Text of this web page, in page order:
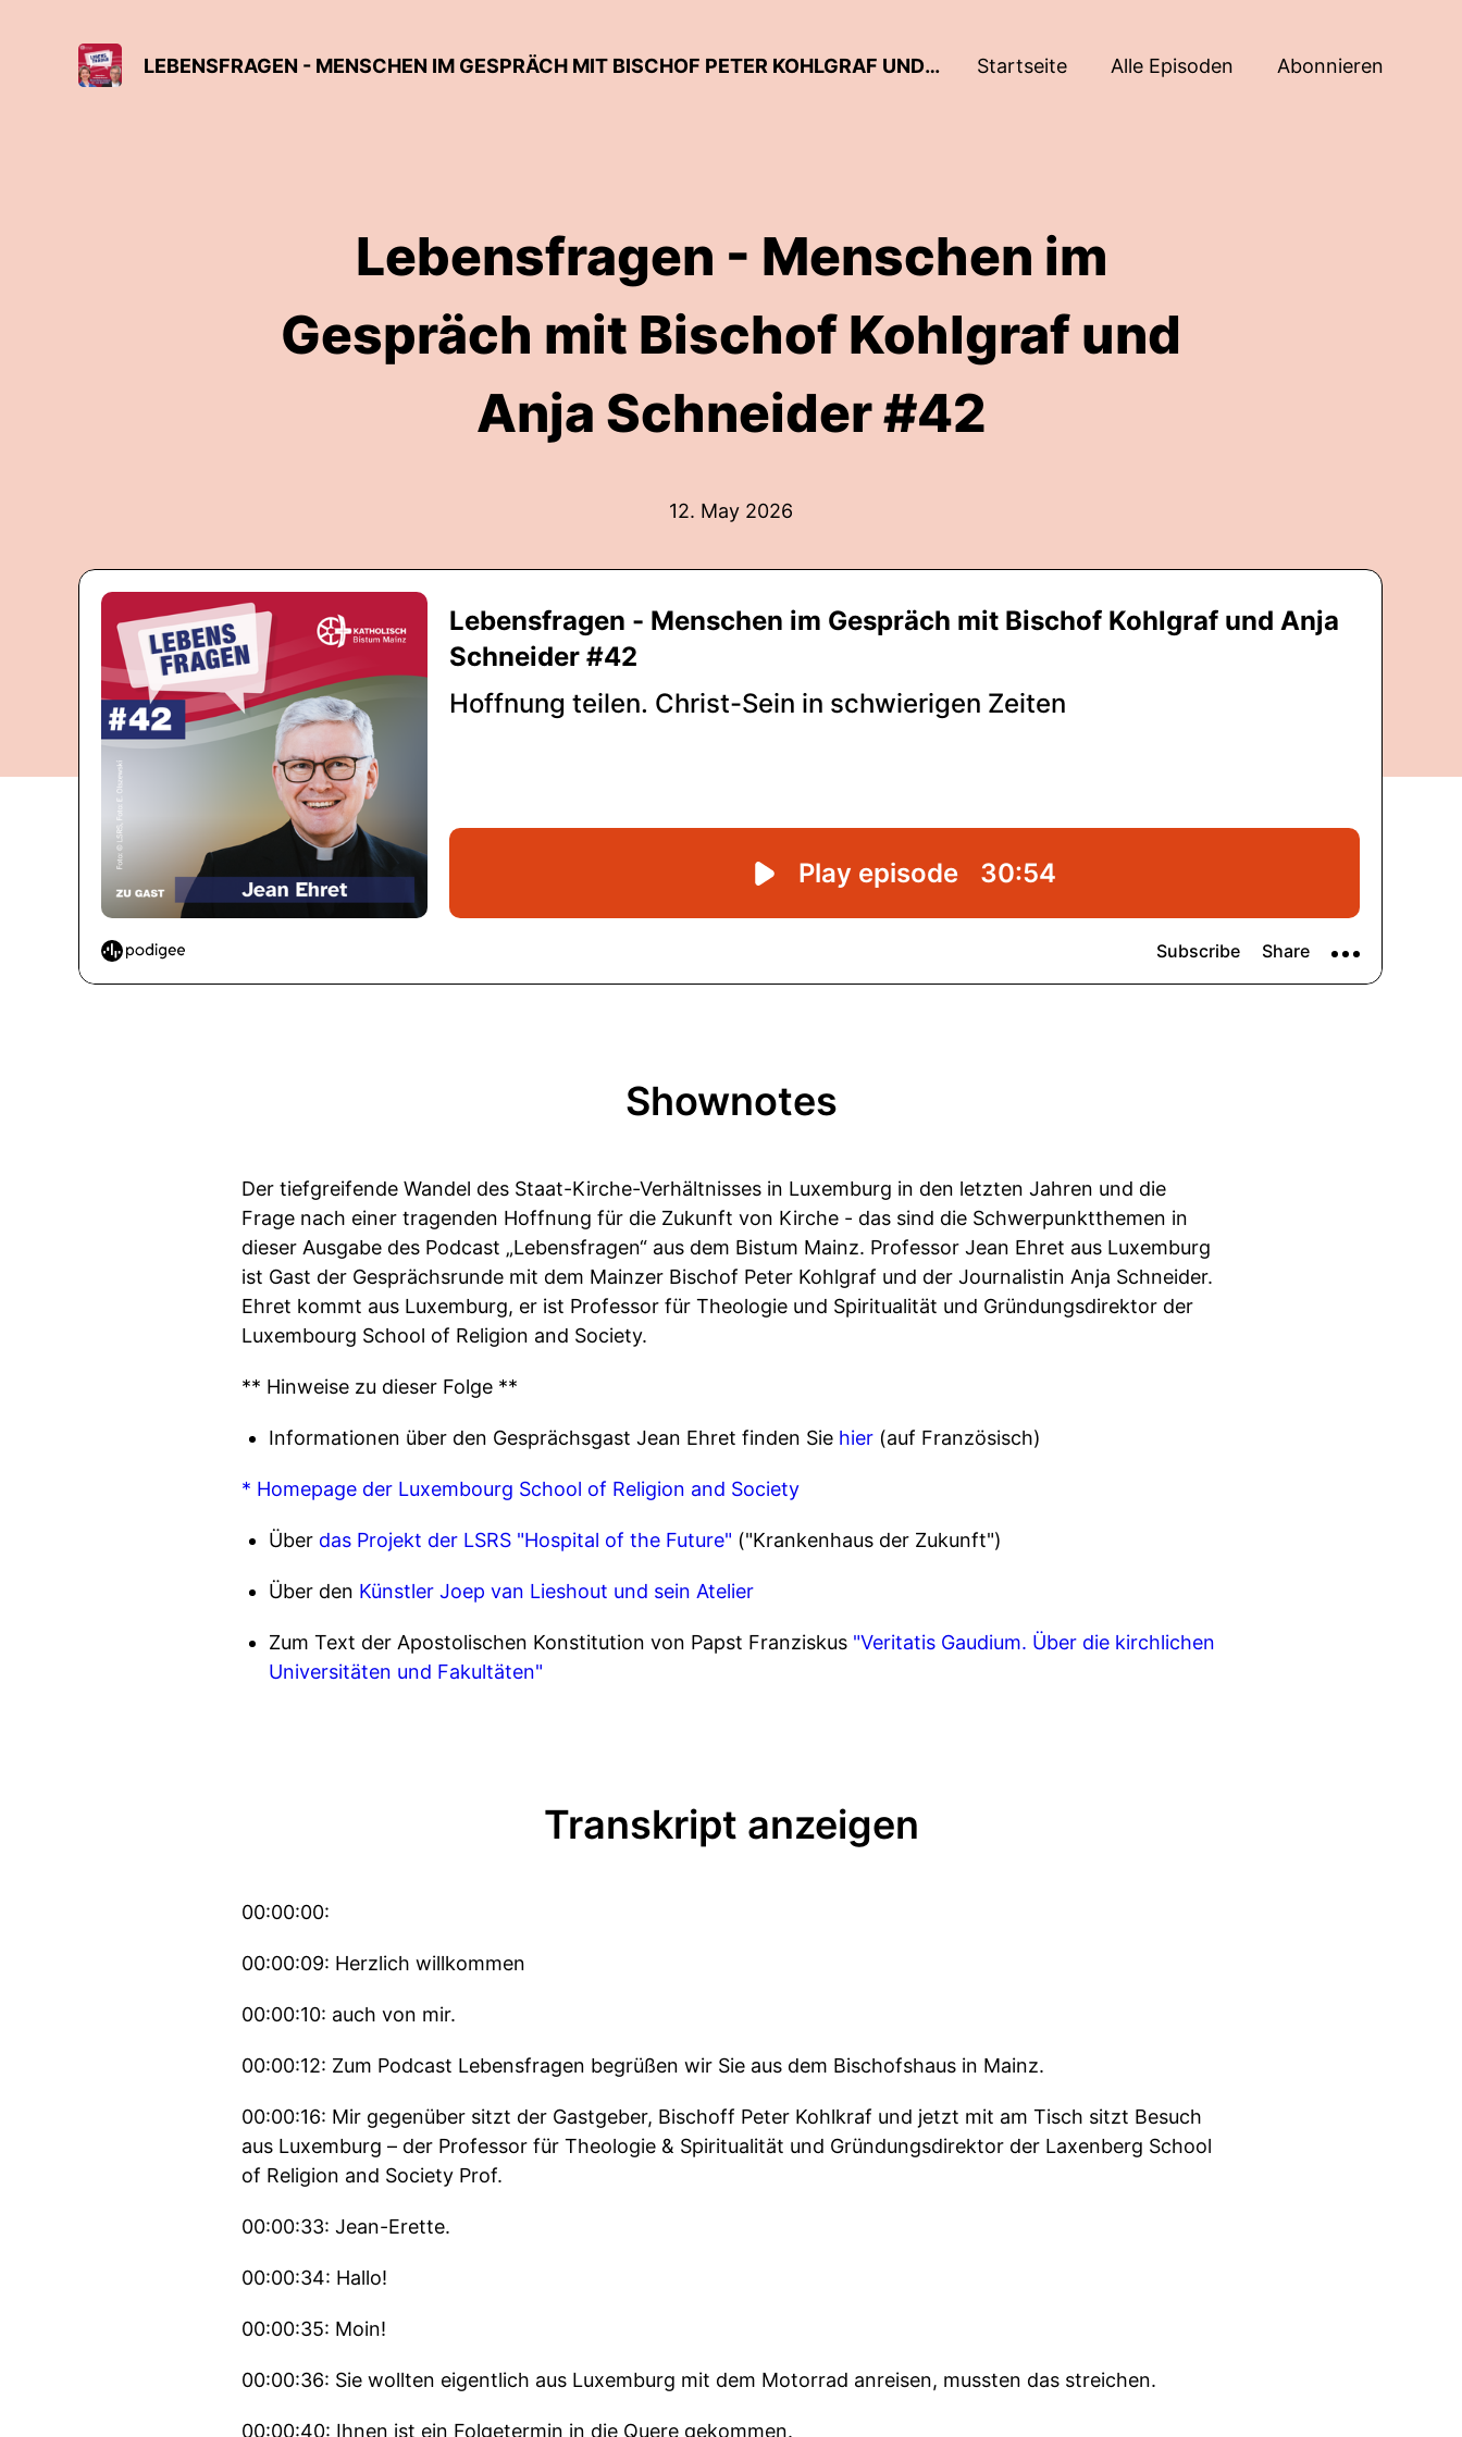
LEBENSFRAGEN - MENSCHEN IM GESPRÄCH MIT BISCHOF PETER KOHLGRAF UND ANJA SCHNEIDER Startseite Alle Episoden Abonnieren
Lebensfragen - Menschen im
Gespräch mit Bischof Kohlgraf und
Anja Schneider #42
12. May 2026
Shownotes
Der tiefgreifende Wandel des Staat-Kirche-Verhältnisses in Luxemburg in den letzten Jahren und die
Frage nach einer tragenden Hoffnung für die Zukunft von Kirche - das sind die Schwerpunktthemen in
dieser Ausgabe des Podcast „Lebensfragen“ aus dem Bistum Mainz. Professor Jean Ehret aus Luxemburg
ist Gast der Gesprächsrunde mit dem Mainzer Bischof Peter Kohlgraf und der Journalistin Anja Schneider.
Ehret kommt aus Luxemburg, er ist Professor für Theologie und Spiritualität und Gründungsdirektor der
Luxembourg School of Religion and Society.
** Hinweise zu dieser Folge **
Informationen über den Gesprächsgast Jean Ehret finden Sie hier (auf Französisch)
* Homepage der Luxembourg School of Religion and Society
Über das Projekt der LSRS "Hospital of the Future" ("Krankenhaus der Zukunft")
Über den Künstler Joep van Lieshout und sein Atelier
Zum Text der Apostolischen Konstitution von Papst Franziskus "Veritatis Gaudium. Über die kirchlichen
Universitäten und Fakultäten"
Transkript anzeigen
00:00:00:
00:00:09: Herzlich willkommen
00:00:10: auch von mir.
00:00:12: Zum Podcast Lebensfragen begrüßen wir Sie aus dem Bischofshaus in Mainz.
00:00:16: Mir gegenüber sitzt der Gastgeber, Bischoff Peter Kohlkraf und jetzt mit am Tisch sitzt Besuch
aus Luxemburg – der Professor für Theologie & Spiritualität und Gründungsdirektor der Laxenberg School
of Religion and Society Prof.
00:00:33: Jean-Erette.
00:00:34: Hallo!
00:00:35: Moin!
00:00:36: Sie wollten eigentlich aus Luxemburg mit dem Motorrad anreisen, mussten das streichen.
00:00:40: Ihnen ist ein Folgetermin in die Quere gekommen.